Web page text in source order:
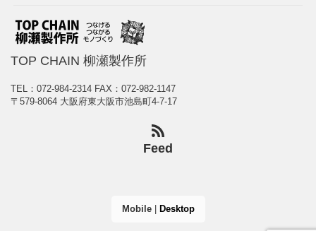
TOP CHAIN 柳瀬製作所
TEL：072-984-2314 FAX：072-982-1147
〒579-8064 大阪府東大阪市池島町4-7-17
Feed
Mobile| Desktop